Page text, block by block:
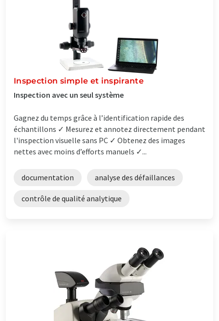
Inspection simple et inspirante
Inspection avec un seul système
Gagnez du temps grâce à l’identification rapide des
échantillons ✓ Mesurez et annotez directement pendant
l'inspection visuelle sans PC ✓ Obtenez des images
nettes avec moins d’efforts manuels ✓...
documentation analyse des défaillances
contrôle de qualité analytique